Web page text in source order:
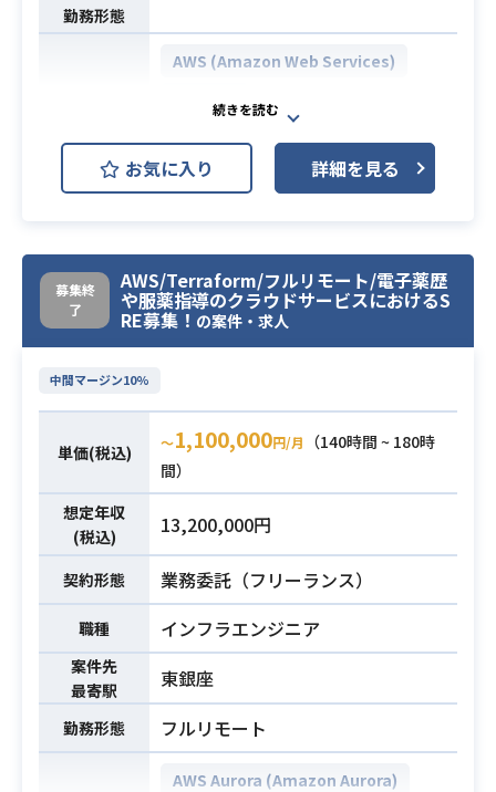
こと。
・技術要素、キーワード:
－jenkins / CircleCI などのジョブ管
理
－GCP
勤務形態
AWS (Amazon Web Services)
AWS IAM
GCP (Google Cloud Platform)
業務内容
グループ会社共通分析用データ基盤
るエンジニアを募集します。
・自社で持つビックデータを保持、
分析するための基盤の運用、構築業
務をクラウド（AWS）を
必須スキル
・AWSソリューションアーキテク
ト：アソシエイト相当の知識or業務
経験
・IAMユーザーの棚卸し、Cloudwat
chLogs/Trailの監査自動化が実装出
来る程度のコーディング経験
・SQLのチューニング経験、DBスキ
ーマ設計経験
・以下の技術要素のうち、いずれか
について導入、運用のご経験がある
こと。
・技術要素、キーワード:
－git
－jenkins / CircleCI などのジョブ管
お気に入り 詳細を見る
募集終
了
AWS/Terraform/フルリモート/電子薬歴
や服薬指導のクラウドサービスにおけるS
RE募集！ の案件・求人
中間マージン10%
単価(税込) 〜1,100,000円/月
（140時間 ~ 180時
間）
想定年収
(税込)
13,200,000円
契約形態 業務委託（フリーランス）
職種 インフラエンジニア
案件先
最寄駅
東銀座
勤務形態 フルリモート
AWS Aurora (Amazon Aurora)